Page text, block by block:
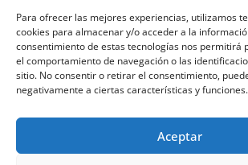
Para ofrecer las mejores experiencias, utilizamos
cookies para almacenar y/o acceder a la
consentimiento de estas tecnologías nos permitirá
el comportamiento de navegación o las
sitio. No consentir o retirar el consentimiento,
negativamente a ciertas características y funciones.
Aceptar
avanzada para satélites de pequeño tamaño
El propulsor Rubicon Velox 5N: tecnología
satélites pequeños lista para el espacio
SpaceX bate su propio récord con el 90º
Falcon 9 en 2024